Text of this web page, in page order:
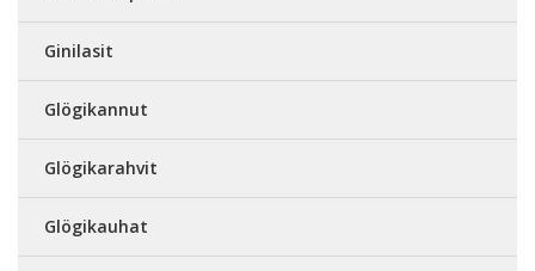
Ginilasit
Glögikannut
Glögikarahvit
Glögikauhat